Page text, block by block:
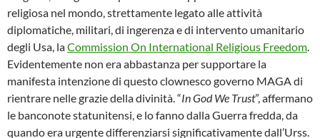
religiosa nel mondo, strettamente legato alle attività
diplomatiche, militari, di ingerenza e di intervento umanitario
degli Usa, laCommission On International Religious Freedom.
Evidentemente non era abbastanza per supportare la
manifesta intenzione di questo clownesco governo MAGA di
rientrare nelle grazie della divinità. “In God We Trust”, affermano
le banconote statunitensi, e lo fanno dalla Guerra fredda, da
quando era urgente differenziarsi significativamente dall’Urss.